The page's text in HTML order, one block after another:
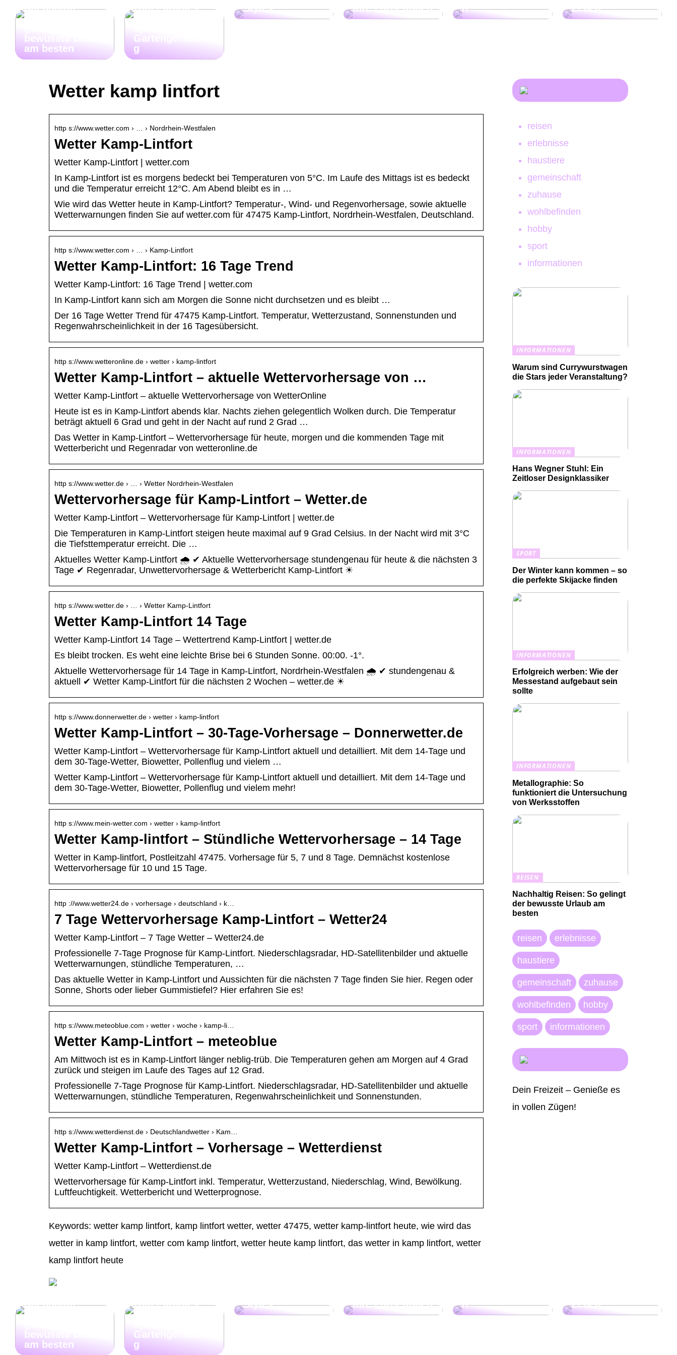
Nachhaltig
bewusste Urlaub
am besten
zum Paradies
Gartengestaltun
g
Styles
Ihre Party finden
n
Leben!
Wetter kamp lintfort
http s://www.wetter.com › … › Nordrhein-Westfalen
Wetter Kamp-Lintfort
Wetter Kamp-Lintfort | wetter.com
In Kamp-Lintfort ist es morgens bedeckt bei Temperaturen von 5°C. Im Laufe des Mittags ist es bedeckt
und die Temperatur erreicht 12°C. Am Abend bleibt es in …
Wie wird das Wetter heute in Kamp-Lintfort? Temperatur-, Wind- und Regenvorhersage, sowie aktuelle
Wetterwarnungen finden Sie auf wetter.com für 47475 Kamp-Lintfort, Nordrhein-Westfalen, Deutschland.
http s://www.wetter.com › … › Kamp-Lintfort
Wetter Kamp-Lintfort: 16 Tage Trend
Wetter Kamp-Lintfort: 16 Tage Trend | wetter.com
In Kamp-Lintfort kann sich am Morgen die Sonne nicht durchsetzen und es bleibt …
Der 16 Tage Wetter Trend für 47475 Kamp-Lintfort. Temperatur, Wetterzustand, Sonnenstunden und
Regenwahrscheinlichkeit in der 16 Tagesübersicht.
http s://www.wetteronline.de › wetter › kamp-lintfort
Wetter Kamp-Lintfort – aktuelle Wettervorhersage von …
Wetter Kamp-Lintfort – aktuelle Wettervorhersage von WetterOnline
Heute ist es in Kamp-Lintfort abends klar. Nachts ziehen gelegentlich Wolken durch. Die Temperatur
beträgt aktuell 6 Grad und geht in der Nacht auf rund 2 Grad …
Das Wetter in Kamp-Lintfort – Wettervorhersage für heute, morgen und die kommenden Tage mit
Wetterbericht und Regenradar von wetteronline.de
http s://www.wetter.de › … › Wetter Nordrhein-Westfalen
Wettervorhersage für Kamp-Lintfort – Wetter.de
Wetter Kamp-Lintfort – Wettervorhersage für Kamp-Lintfort | wetter.de
Die Temperaturen in Kamp-Lintfort steigen heute maximal auf 9 Grad Celsius. In der Nacht wird mit 3°C
die Tiefsttemperatur erreicht. Die …
Aktuelles Wetter Kamp-Lintfort 🌧️ ✔ Aktuelle Wettervorhersage stundengenau für heute & die nächsten 3
Tage ✔ Regenradar, Unwettervorhersage & Wetterbericht Kamp-Lintfort ☀
http s://www.wetter.de › … › Wetter Kamp-Lintfort
Wetter Kamp-Lintfort 14 Tage
Wetter Kamp-Lintfort 14 Tage – Wettertrend Kamp-Lintfort | wetter.de
Es bleibt trocken. Es weht eine leichte Brise bei 6 Stunden Sonne. 00:00. -1°.
Aktuelle Wettervorhersage für 14 Tage in Kamp-Lintfort, Nordrhein-Westfalen 🌧️ ✔ stundengenau &
aktuell ✔ Wetter Kamp-Lintfort für die nächsten 2 Wochen – wetter.de ☀
http s://www.donnerwetter.de › wetter › kamp-lintfort
Wetter Kamp-Lintfort – 30-Tage-Vorhersage – Donnerwetter.de
Wetter Kamp-Lintfort – Wettervorhersage für Kamp-Lintfort aktuell und detailliert. Mit dem 14-Tage und
dem 30-Tage-Wetter, Biowetter, Pollenflug und vielem …
Wetter Kamp-Lintfort – Wettervorhersage für Kamp-Lintfort aktuell und detailliert. Mit dem 14-Tage und
dem 30-Tage-Wetter, Biowetter, Pollenflug und vielem mehr!
http s://www.mein-wetter.com › wetter › kamp-lintfort
Wetter Kamp-lintfort – Stündliche Wettervorhersage – 14 Tage
Wetter in Kamp-lintfort, Postleitzahl 47475. Vorhersage für 5, 7 und 8 Tage. Demnächst kostenlose
Wettervorhersage für 10 und 15 Tage.
http ://www.wetter24.de › vorhersage › deutschland › k…
7 Tage Wettervorhersage Kamp-Lintfort – Wetter24
Wetter Kamp-Lintfort – 7 Tage Wetter – Wetter24.de
Professionelle 7-Tage Prognose für Kamp-Lintfort. Niederschlagsradar, HD-Satellitenbilder und aktuelle
Wetterwarnungen, stündliche Temperaturen, …
Das aktuelle Wetter in Kamp-Lintfort und Aussichten für die nächsten 7 Tage finden Sie hier. Regen oder
Sonne, Shorts oder lieber Gummistiefel? Hier erfahren Sie es!
http s://www.meteoblue.com › wetter › woche › kamp-li…
Wetter Kamp-Lintfort – meteoblue
Am Mittwoch ist es in Kamp-Lintfort länger neblig-trüb. Die Temperaturen gehen am Morgen auf 4 Grad
zurück und steigen im Laufe des Tages auf 12 Grad.
Professionelle 7-Tage Prognose für Kamp-Lintfort. Niederschlagsradar, HD-Satellitenbilder und aktuelle
Wetterwarnungen, stündliche Temperaturen, Regenwahrscheinlichkeit und Sonnenstunden.
http s://www.wetterdienst.de › Deutschlandwetter › Kam…
Wetter Kamp-Lintfort – Vorhersage – Wetterdienst
Wetter Kamp-Lintfort – Wetterdienst.de
Wettervorhersage für Kamp-Lintfort inkl. Temperatur, Wetterzustand, Niederschlag, Wind, Bewölkung.
Luftfeuchtigkeit. Wetterbericht und Wetterprognose.
Keywords: wetter kamp lintfort, kamp lintfort wetter, wetter 47475, wetter kamp-lintfort heute, wie wird das
wetter in kamp lintfort, wetter com kamp lintfort, wetter heute kamp lintfort, das wetter in kamp lintfort, wetter
kamp lintfort heute
reisen
erlebnisse
haustiere
gemeinschaft
zuhause
wohlbefinden
hobby
sport
informationen
INFORMATIONEN
Warum sind Currywurstwagen
die Stars jeder Veranstaltung?
INFORMATIONEN
Hans Wegner Stuhl: Ein
Zeitloser Designklassiker
SPORT
Der Winter kann kommen – so
die perfekte Skijacke finden
INFORMATIONEN
Erfolgreich werben: Wie der
Messestand aufgebaut sein
sollte
INFORMATIONEN
Metallographie: So
funktioniert die Untersuchung
von Werksstoffen
REISEN
Nachhaltig Reisen: So gelingt
der bewusste Urlaub am
besten
reisen erlebnisse
haustiere
gemeinschaft zuhause
wohlbefinden hobby
sport informationen
Dein Freizeit – Genieße es
in vollen Zügen!
Nachhaltig
bewusste Urlaub
am besten
zum Paradies
Gartengestaltun
g
Styles
Ihre Party finden
n
Leben!